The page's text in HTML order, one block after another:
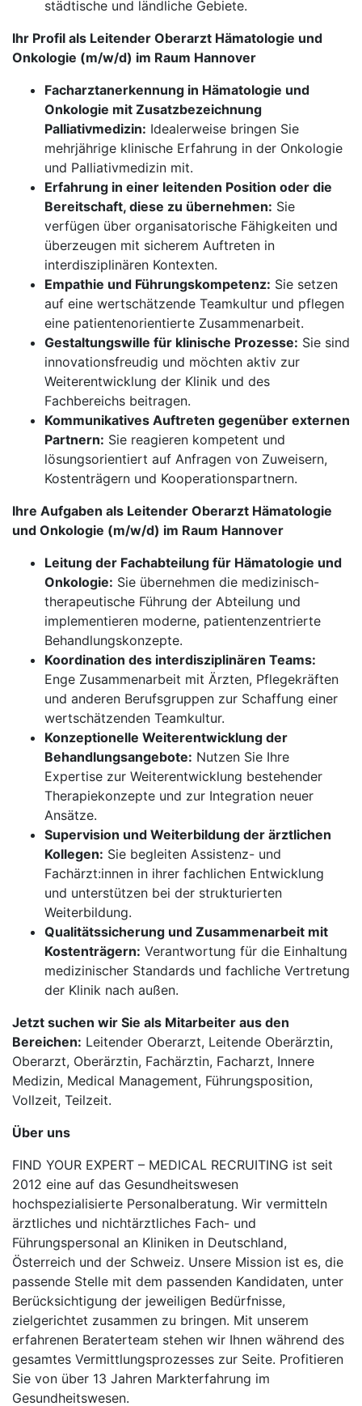
städtische und ländliche Gebiete.
Ihr Profil als Leitender Oberarzt Hämatologie und
Onkologie (m/w/d) im Raum Hannover
Facharztanerkennung in Hämatologie und
Onkologie mit Zusatzbezeichnung
Palliativmedizin: Idealerweise bringen Sie
mehrjährige klinische Erfahrung in der Onkologie
und Palliativmedizin mit.
Erfahrung in einer leitenden Position oder die
Bereitschaft, diese zu übernehmen: Sie
verfügen über organisatorische Fähigkeiten und
überzeugen mit sicherem Auftreten in
interdisziplinären Kontexten.
Empathie und Führungskompetenz: Sie setzen
auf eine wertschätzende Teamkultur und pflegen
eine patientenorientierte Zusammenarbeit.
Gestaltungswille für klinische Prozesse: Sie sind
innovationsfreudig und möchten aktiv zur
Weiterentwicklung der Klinik und des
Fachbereichs beitragen.
Kommunikatives Auftreten gegenüber externen
Partnern: Sie reagieren kompetent und
lösungsorientiert auf Anfragen von Zuweisern,
Kostenträgern und Kooperationspartnern.
Ihre Aufgaben als Leitender Oberarzt Hämatologie
und Onkologie (m/w/d) im Raum Hannover
Leitung der Fachabteilung für Hämatologie und
Onkologie: Sie übernehmen die medizinisch-
therapeutische Führung der Abteilung und
implementieren moderne, patientenzentrierte
Behandlungskonzepte.
Koordination des interdisziplinären Teams:
Enge Zusammenarbeit mit Ärzten, Pflegekräften
und anderen Berufsgruppen zur Schaffung einer
wertschätzenden Teamkultur.
Konzeptionelle Weiterentwicklung der
Behandlungsangebote: Nutzen Sie Ihre
Expertise zur Weiterentwicklung bestehender
Therapiekonzepte und zur Integration neuer
Ansätze.
Supervision und Weiterbildung der ärztlichen
Kollegen: Sie begleiten Assistenz- und
Fachärzt:innen in ihrer fachlichen Entwicklung
und unterstützen bei der strukturierten
Weiterbildung.
Qualitätssicherung und Zusammenarbeit mit
Kostenträgern: Verantwortung für die Einhaltung
medizinischer Standards und fachliche Vertretung
der Klinik nach außen.
Jetzt suchen wir Sie als Mitarbeiter aus den
Bereichen: Leitender Oberarzt, Leitende Oberärztin,
Oberarzt, Oberärztin, Fachärztin, Facharzt, Innere
Medizin, Medical Management, Führungsposition,
Vollzeit, Teilzeit.
Über uns
FIND YOUR EXPERT – MEDICAL RECRUITING ist seit
2012 eine auf das Gesundheitswesen
hochspezialisierte Personalberatung. Wir vermitteln
ärztliches und nichtärztliches Fach- und
Führungspersonal an Kliniken in Deutschland,
Österreich und der Schweiz. Unsere Mission ist es, die
passende Stelle mit dem passenden Kandidaten, unter
Berücksichtigung der jeweiligen Bedürfnisse,
zielgerichtet zusammen zu bringen. Mit unserem
erfahrenen Beraterteam stehen wir Ihnen während des
gesamtes Vermittlungsprozesses zur Seite. Profitieren
Sie von über 13 Jahren Markterfahrung im
Gesundheitswesen.